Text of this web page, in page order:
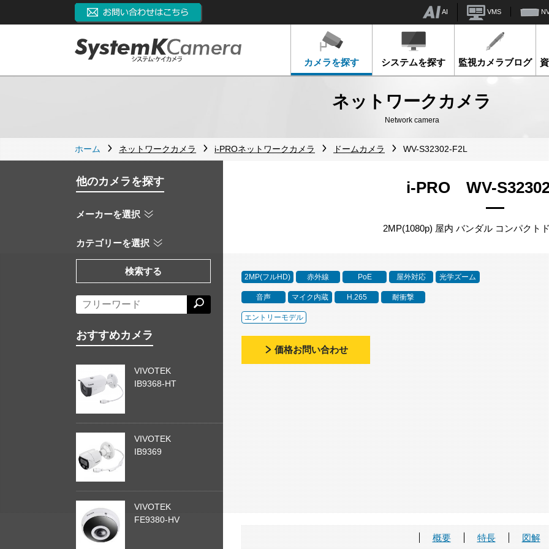
AI VMS
カメラを探す システムを探す 監視カメラブログ
ネットワークカメラ
Network camera
ホーム ネットワークカメラ i-PROネットワークカメラ ドームカメラ WV-S32302-F2L
i-PRO WV-
2MP(1080p) 屋内 バンダル コンパクト
2MP(フルHD) 赤外線 PoE 屋外対応 光学ズーム
音声 マイク内蔵 H.265 耐衝撃
エントリーモデル
価格お問い合わせ
概要 特長 図解
他のカメラを探す
メーカーを選択
カテゴリーを選択
検索する
おすすめカメラ
VIVOTEK
IB9368-HT
VIVOTEK
IB9369
VIVOTEK
FE9380-HV